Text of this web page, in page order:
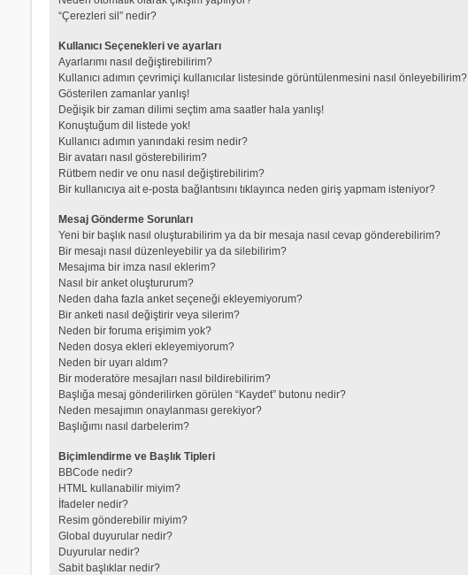
“Çerezleri sil” nedir?
Kullanıcı Seçenekleri ve ayarları
Ayarlarımı nasıl değiştirebilirim?
Kullanıcı adımın çevrimiçi kullanıcılar listesinde görüntülenmesini nasıl önleyebilirim?
Gösterilen zamanlar yanlış!
Değişik bir zaman dilimi seçtim ama saatler hala yanlış!
Konuştuğum dil listede yok!
Kullanıcı adımın yanındaki resim nedir?
Bir avatarı nasıl gösterebilirim?
Rütbem nedir ve onu nasıl değiştirebilirim?
Bir kullanıcıya ait e-posta bağlantısını tıklayınca neden giriş yapmam isteniyor?
Mesaj Gönderme Sorunları
Yeni bir başlık nasıl oluşturabilirim ya da bir mesaja nasıl cevap gönderebilirim?
Bir mesajı nasıl düzenleyebilir ya da silebilirim?
Mesajıma bir imza nasıl eklerim?
Nasıl bir anket oluştururum?
Neden daha fazla anket seçeneği ekleyemiyorum?
Bir anketi nasıl değiştirir veya silerim?
Neden bir foruma erişimim yok?
Neden dosya ekleri ekleyemiyorum?
Neden bir uyarı aldım?
Bir moderatöre mesajları nasıl bildirebilirim?
Başlığa mesaj gönderilirken görülen “Kaydet” butonu nedir?
Neden mesajımın onaylanması gerekiyor?
Başlığımı nasıl darbelerim?
Biçimlendirme ve Başlık Tipleri
BBCode nedir?
HTML kullanabilir miyim?
İfadeler nedir?
Resim gönderebilir miyim?
Global duyurular nedir?
Duyurular nedir?
Sabit başlıklar nedir?